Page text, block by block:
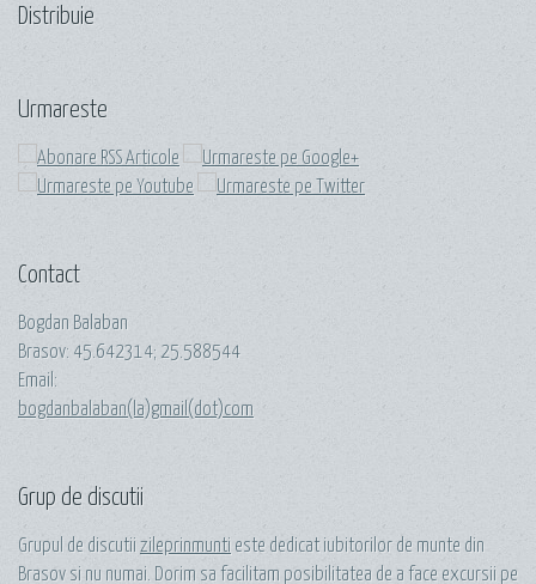
Distribuie
Urmareste
Contact
Bogdan Balaban
Brasov: 45.642314; 25.588544
Email:
bogdanbalaban(la)gmail(dot)com
Grup de discutii
Grupul de discutii zileprinmunti este dedicat iubitorilor de munte din
Brasov si nu numai. Dorim sa facilitam posibilitatea de a face excursii pe